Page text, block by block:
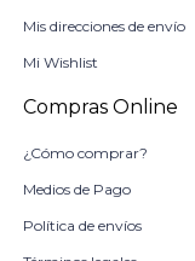
Mis direcciones de envío
Mi Wishlist
Compras Online
¿Cómo comprar?
Medios de Pago
Política de envíos